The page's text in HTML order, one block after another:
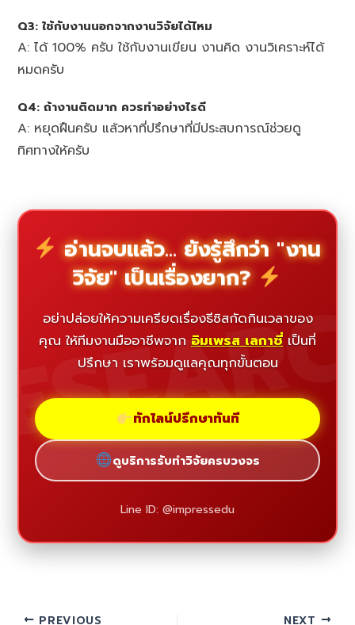
Q3: ใช้กับงานนอกจากงานวิจัยได้ไหม
A: ได้ 100% ครับ ใช้กับงานเขียน งานคิด งานวิเคราะห์ได้
หมดครับ
Q4: ถ้างานติดมาก ควรทำอย่างไรดี
A: หยุดฝืนครับ แล้วหาที่ปรึกษาที่มีประสบการณ์ช่วยดู
ทิศทางให้ครับ
อ่านจบแล้ว... ยังรู้สึกว่า "งาน
วิจัย" เป็นเรื่องยาก?
อย่าปล่อยให้ความเครียดเรื่องธีซิสกัดกินเวลาของ
คุณ ให้ทีมงานมืออาชีพจาก อิมเพรส เลกาซี่ เป็นที่
ปรึกษา เราพร้อมดูแลคุณทุกขั้นตอน
ทักไลน์ปรึกษาทันที
ดูบริการรับทำวิจัยครบวงจร
Line ID: @impressedu
PREVIOUS NEXT